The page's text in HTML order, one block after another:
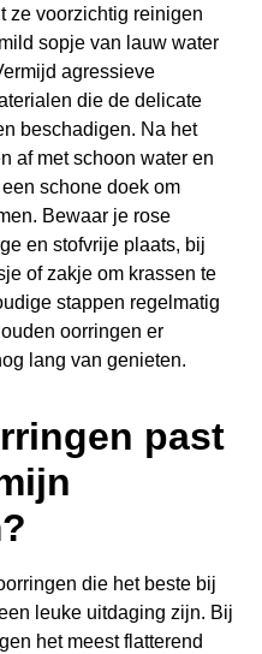
ze voorzichtig reinigen
sopje van lauw water
agressieve
die de delicate
beschadigen. Na het
af met schoon water en
schone doek om
Bewaar je rose
en stofvrije plaats, bij
of zakje om krassen te
stappen regelmatig
oorringen er
lang van genieten.
past
die het beste bij
leuke uitdaging zijn. Bij
het meest flatterend